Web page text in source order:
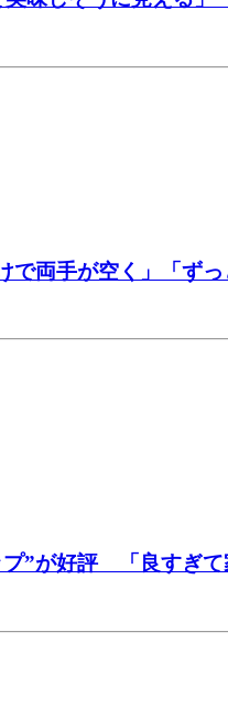
両手が空く」「ずっ
”が好評 「良すぎて